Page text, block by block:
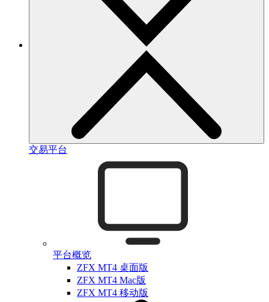
交易平台
平台概览
ZFX MT4 桌面版
ZFX MT4 Mac版
ZFX MT4 移动版